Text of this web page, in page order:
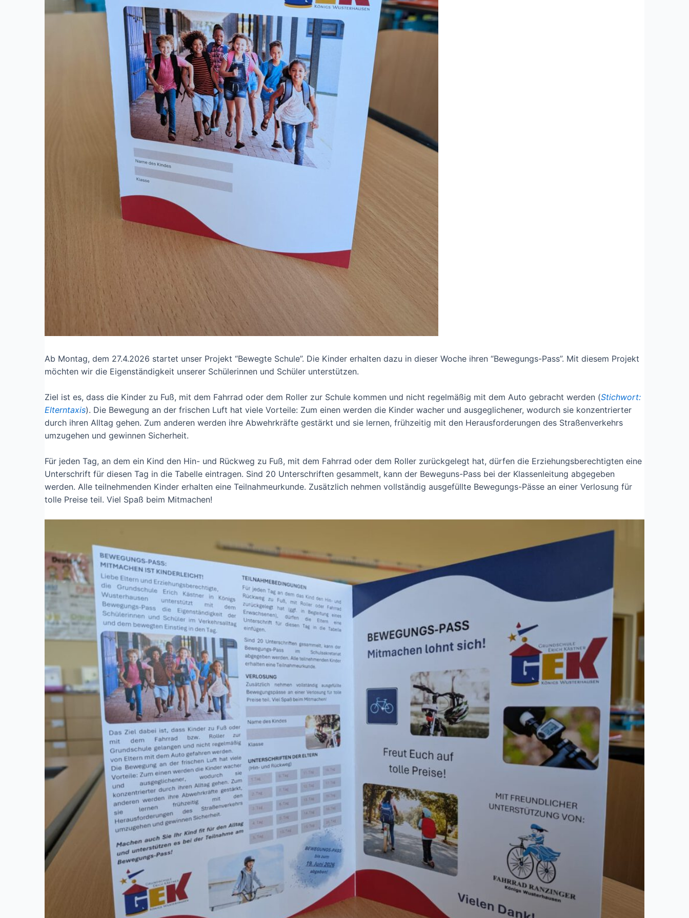
Ab Montag, dem 27.4.2026 startet unser Projekt “Bewegte Schule”. Die Kinder erhalten dazu in dieser Woche ihren “Bewegungs-Pass”. Mit diesem Projekt
möchten wir die Eigenständigkeit unserer Schülerinnen und Schüler unterstützen.
Ziel ist es, dass die Kinder zu Fuß, mit dem Fahrrad oder dem Roller zur Schule kommen und nicht regelmäßig mit dem Auto gebracht werden (Stichwort:
Elterntaxis). Die Bewegung an der frischen Luft hat viele Vorteile: Zum einen werden die Kinder wacher und ausgeglichener, wodurch sie konzentrierter
durch ihren Alltag gehen. Zum anderen werden ihre Abwehrkräfte gestärkt und sie lernen, frühzeitig mit den Herausforderungen des Straßenverkehrs
umzugehen und gewinnen Sicherheit.
Für jeden Tag, an dem ein Kind den Hin- und Rückweg zu Fuß, mit dem Fahrrad oder dem Roller zurückgelegt hat, dürfen die Erziehungsberechtigten eine
Unterschrift für diesen Tag in die Tabelle eintragen. Sind 20 Unterschriften gesammelt, kann der Beweguns-Pass bei der Klassenleitung abgegeben
werden. Alle teilnehmenden Kinder erhalten eine Teilnahmeurkunde. Zusätzlich nehmen vollständig ausgefüllte Bewegungs-Pässe an einer Verlosung für
tolle Preise teil. Viel Spaß beim Mitmachen!